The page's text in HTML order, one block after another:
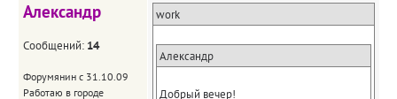
Александр
Сообщений: 14
Форумянин с 31.10.09
Работаю в городе
work
Александр
Добрый вечер!